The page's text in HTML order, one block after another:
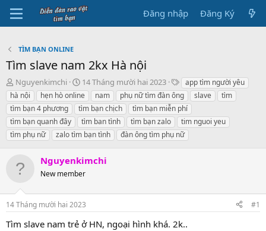
Đăng nhập Đăng Ký
TÌM BẠN ONLINE
Tìm slave nam 2kx Hà nội
B
ắ
t
đ
ầ
u
Nguyenkimchi
N
g
à
y
b
ắ
đ
ầ
u
14 Tháng mười hai 2023
T
h
ẻ
app tìm người yêu
hà nội
hẹn hò online nam phụ nữ tìm đàn ông slave
tìm
tìm bạn 4 phương
tìm bạn chịch
tìm bạn miễn phí
tìm bạn quanh đây
tìm ban tình tìm bạn zalo
tim nguoi yeu
tìm phụ nữ
zalo tìm bạn tình đàn ông tìm phụ nữ
Nguyenkimchi
New member
14 Tháng mười hai 2023 #1
Tìm slave nam trẻ ở HN, ngoại hình khá. 2k..